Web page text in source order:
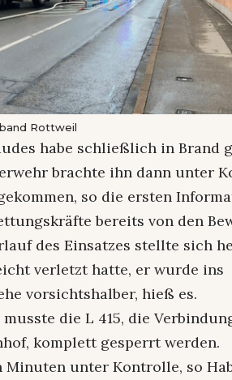
Rottweil
habe schließlich in Brand
brachte ihn dann unter
so die ersten
bereits von den
des Einsatzes stellte sich
verletzt hatte, er wurde ins
vorsichtshalber, hieß es.
die L 415, die
komplett gesperrt werden.
Minuten unter Kontrolle, so